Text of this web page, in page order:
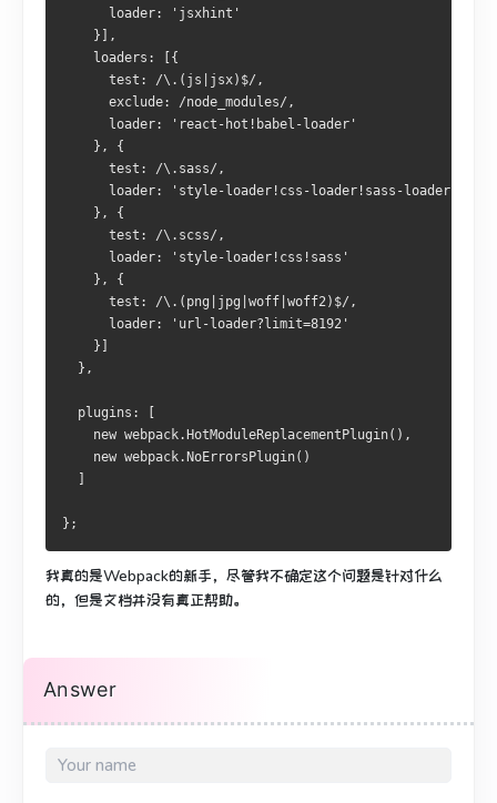
      loader
:
'jsxhint'
}],
    loaders
:
[{
      test
: /\.(js|jsx)$/ ,
      exclude
: /node_modules/ ,
      loader
:
'react-hot!babel-loader'
},
{
      test
: /\.sass/ ,
      loader
:
'style-loader!css-loader!sass-
},
{
      test
: /\.scss/ ,
      loader
:
'style-loader!css!sass'
},
{
      test
: /\.(png|jpg|woff|woff2)$/ ,
      loader
:
'url-loader?limit=8192'
}]
},
  plugins
:
new webpack. HotModuleReplacementPlugin(),
new webpack. NoErrorsPlugin()
};
我真的是Webpack的新手，尽管我不确定这个问题是针对什么
的，但是文档并没有真正帮助。
Answer